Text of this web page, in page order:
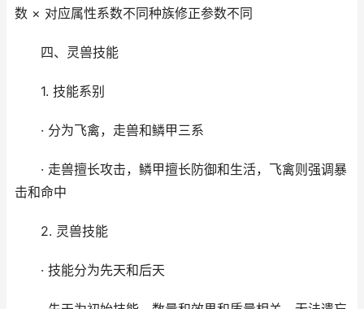
数 × 对应属性系数不同种族修正参数不同
四、灵兽技能
1. 技能系别
· 分为飞禽，走兽和鳞甲三系
· 走兽擅长攻击，鳞甲擅长防御和生活，飞禽则强调暴
击和命中
2. 灵兽技能
· 技能分为先天和后天